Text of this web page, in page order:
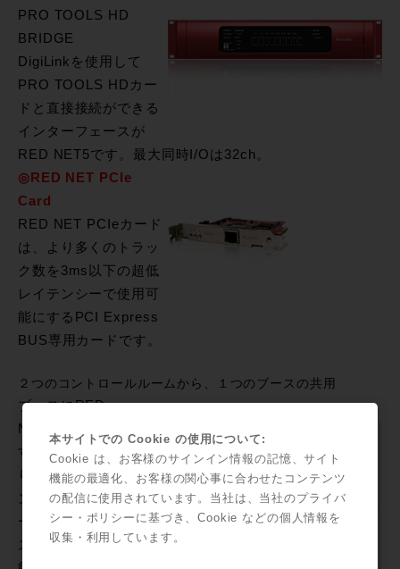
PRO TOOLS HD
BRIDGE
DigiLinkを使用して
PRO TOOLS HDカー
ドと直接接続ができる
インターフェースが
RED NET5です。最大同時I/Oは32ch。
◎RED NET PCIe
Card
RED NET PCIeカード
は、より多くのトラッ
ク数を3ms以下の超低
レイテンシーで使用可
能にするPCI Express
BUS専用カードです。
２つのコントロールルームから、１つのブースの共用
ブースにRED-
NET 4を配置
することによ
り、複数のコ
ントロールル
ームからブー
スの共有が可
本サイトでの Cookie の使用について:
Cookie は、お客様のサインイン情報の記憶、サイト
機能の最適化、お客様の関心事に合わせたコンテンツ
の配信に使用されています。当社は、当社のプライバ
シー・ポリシーに基づき、Cookie などの個人情報を
収集・利用しています。